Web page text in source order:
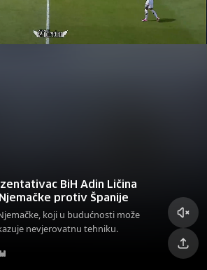
BiH Adin Ličina
protiv Španije
koji u budućnosti može
nevjerovatnu tehniku.